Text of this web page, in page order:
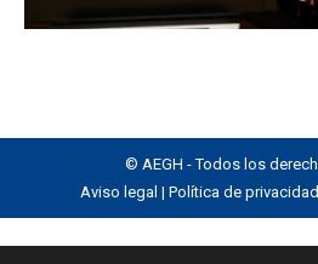
© AEGH - Todos los
Aviso legal | Política de privacidad